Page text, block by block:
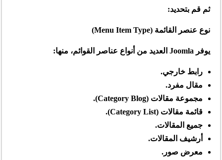
ثم قم بتحديد:
نوع عنصر القائمة (Menu Item Type)
يوفر Joomla العديد من أنواع عناصر القوائم، منها:
رابط خارجي.
مقال مفرد.
مجموعة مقالات (Category Blog).
قائمة مقالات (Category List).
جميع المقالات.
أرشيف المقالات.
معرض صور.